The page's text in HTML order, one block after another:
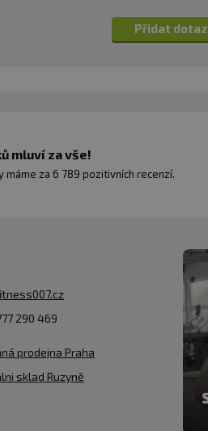
Přidat dotaz
mluví za vše!
máme za 6 789 pozitivních recenzí.
290 469
prodejna Praha
sklad Ruzyně